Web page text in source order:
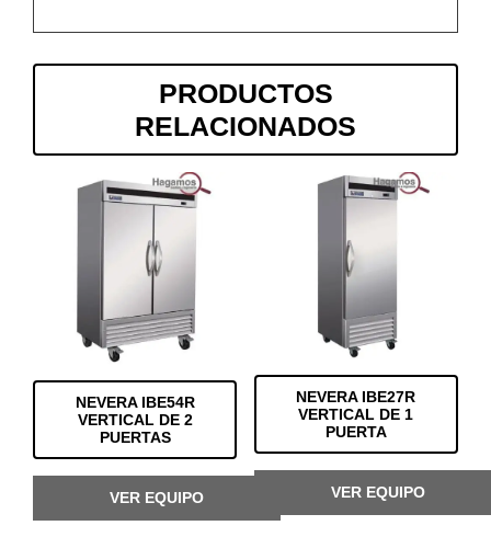
PRODUCTOS
RELACIONADOS
NEVERA IBE54R
VERTICAL DE 2
PUERTAS
VER EQUIPO
NEVERA IBE27R
VERTICAL DE 1
PUERTA
VER EQUIPO